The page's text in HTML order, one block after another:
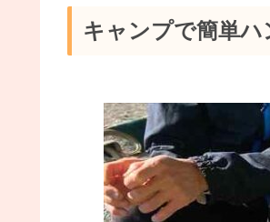
キャンプで簡単